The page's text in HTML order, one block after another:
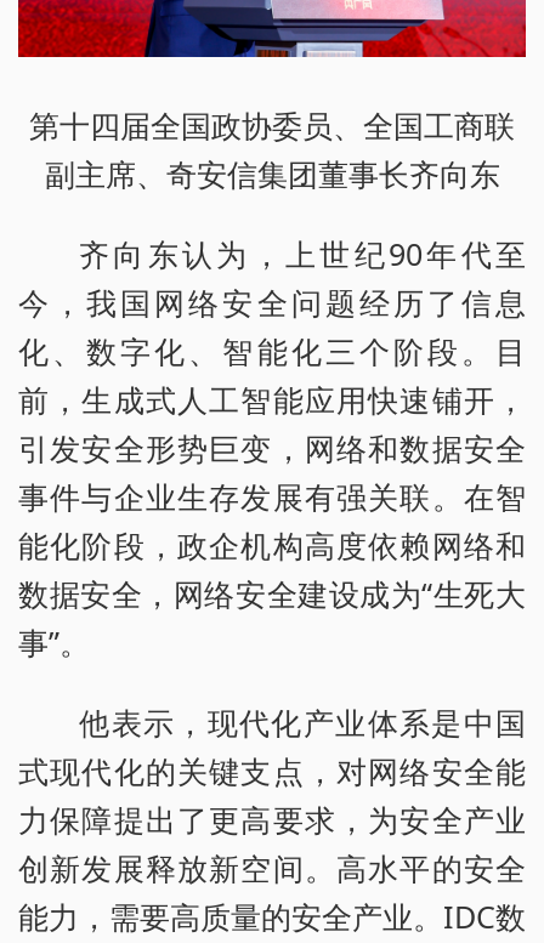
第十四届全国政协委员、全国工商联
副主席、奇安信集团董事长齐向东
齐向东认为，上世纪90年代至
今，我国网络安全问题经历了信息
化、数字化、智能化三个阶段。目
前，生成式人工智能应用快速铺开，
引发安全形势巨变，网络和数据安全
事件与企业生存发展有强关联。在智
能化阶段，政企机构高度依赖网络和
数据安全，网络安全建设成为“生死大
事”。
他表示，现代化产业体系是中国
式现代化的关键支点，对网络安全能
力保障提出了更高要求，为安全产业
创新发展释放新空间。高水平的安全
能力，需要高质量的安全产业。IDC数